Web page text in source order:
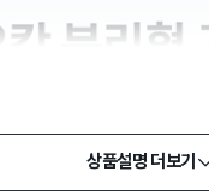
상품설명 더보기